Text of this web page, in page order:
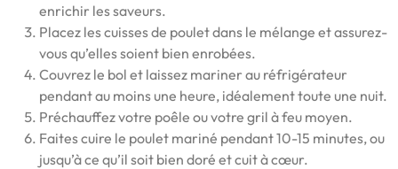
enrichir les saveurs.
Placez les cuisses de poulet dans le mélange et assurez-
vous qu’elles soient bien enrobées.
Couvrez le bol et laissez mariner au réfrigérateur
pendant au moins une heure, idéalement toute une nuit.
Préchauffez votre poêle ou votre gril à feu moyen.
Faites cuire le poulet mariné pendant 10-15 minutes, ou
jusqu’à ce qu’il soit bien doré et cuit à cœur.